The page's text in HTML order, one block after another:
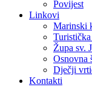
Povijest
Linkovi
Marinski
Župa sv.
Osnovna
Dječji
Kontakti